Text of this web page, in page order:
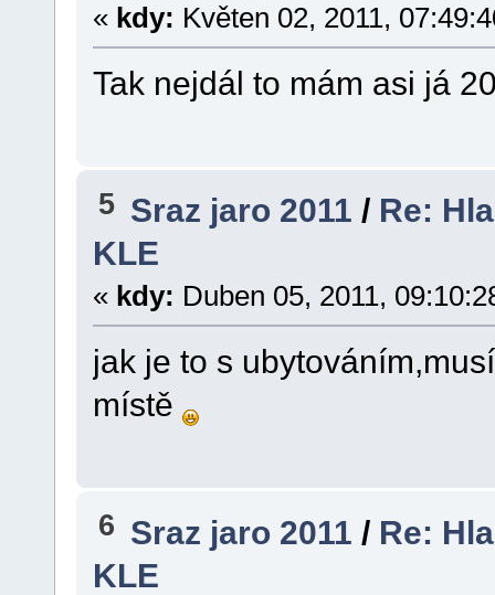
« kdy: Květen 02, 2011,
Tak nejdál to mám asi já
5 Sraz jaro 2011 / Re:
KLE
« kdy: Duben 05, 2011,
jak je to s
místě
6 Sraz jaro 2011 / Re:
KLE